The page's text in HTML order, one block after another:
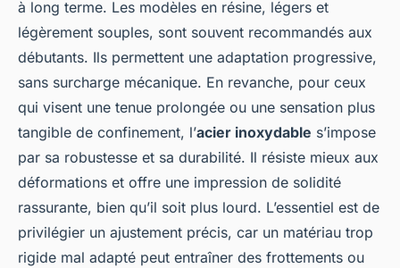
à long terme. Les modèles en résine, légers et
légèrement souples, sont souvent recommandés aux
débutants. Ils permettent une adaptation progressive,
sans surcharge mécanique. En revanche, pour ceux
qui visent une tenue prolongée ou une sensation plus
tangible de confinement, l’acier inoxydable s’impose
par sa robustesse et sa durabilité. Il résiste mieux aux
déformations et offre une impression de solidité
rassurante, bien qu’il soit plus lourd. L’essentiel est de
privilégier un ajustement précis, car un matériau trop
rigide mal adapté peut entraîner des frottements ou